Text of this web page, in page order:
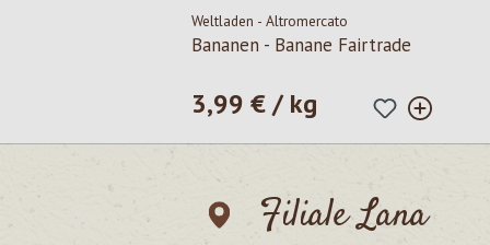
Weltladen - Altromercato
Bananen - Banane Fairtrade
Prezzo normale:
3,99 € / kg
Filiale Lana